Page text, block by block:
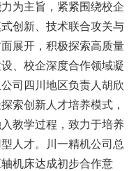
为主旨，紧紧围绕校企
创新、技术联合攻关与
展开，积极探索高质量
、校企深度合作领域凝
司四川地区负责人胡欣
索创新人才培养模式，
教学过程，致力于培养
人才。川一精机公司总
机床达成初步合作意